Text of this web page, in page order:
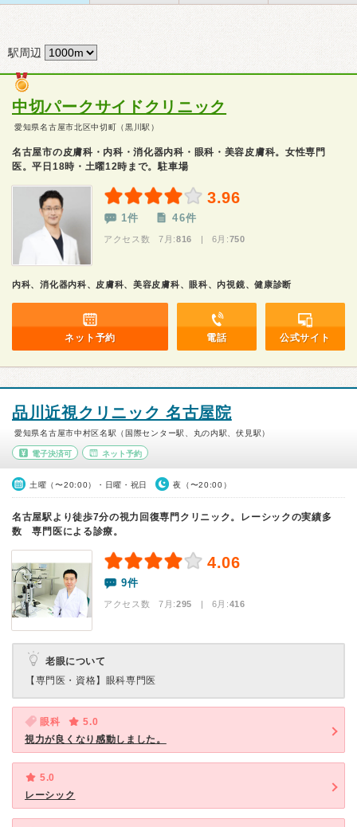
駅周辺
中切パークサイドクリニック
愛知県名古屋市北区中切町（黒川駅）
名古屋市の皮膚科・内科・消化器内科・眼科・美容皮膚科。女性専門
医。平日18時・土曜12時まで。駐車場
3.96
1件 46件
アクセス数 7月:816 | 6月:750
内科、消化器内科、皮膚科、美容皮膚科、眼科、内視鏡、健康診断
ネット予約 電話 公式サイト
品川近視クリニック 名古屋院
愛知県名古屋市中村区名駅（国際センター駅、丸の内駅、伏見駅）
電子決済可 ネット予約
土曜（〜20:00）・日曜・祝日 夜（〜20:00）
名古屋駅より徒歩7分の視力回復専門クリニック。レーシックの実績多
数 専門医による診療。
4.06
9件
アクセス数 7月:295 | 6月:416
老眼について
【専門医・資格】 眼科専門医
眼科
5.0
視力が良くなり感動しました。
5.0
レーシック